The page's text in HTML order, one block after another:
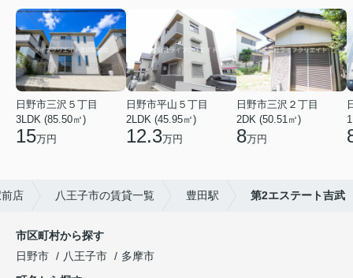
日野市三沢５丁目
3LDK (85.50㎡)
15万円
日野市平山５丁目
2LDK (45.95㎡)
12.3万円
日野市三沢２丁目
2DK (50.51㎡)
8万円
店 八王子市の賃貸一覧 豊田駅 第2エステート吉武
市区町村から探す
日野市
八王子市
多摩市